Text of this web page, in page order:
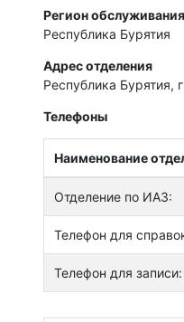
Регион обслуживания
Республика Бурятия
Адрес отделения
Республика Бурятия,
Телефоны
Наименование
Отделение по ИАЗ:
Телефон для
Телефон для записи: